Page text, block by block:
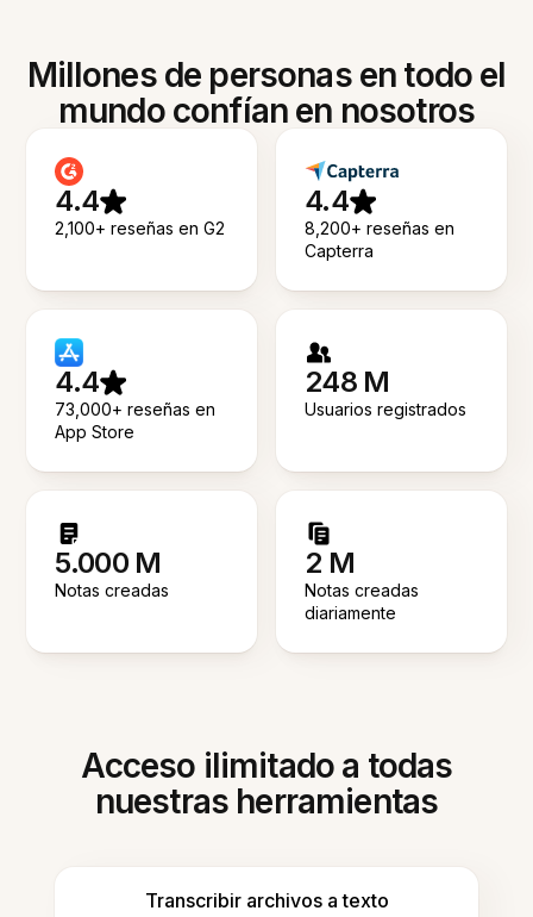
Millones de personas en todo el
mundo confían en nosotros
4.4
2,100+ reseñas en G2
4.4
8,200+ reseñas en
Capterra
4.4
73,000+ reseñas en
App Store
248 M
Usuarios registrados
5.000 M
Notas creadas
2 M
Notas creadas
diariamente
Acceso ilimitado a todas
nuestras herramientas
Transcribir archivos a texto